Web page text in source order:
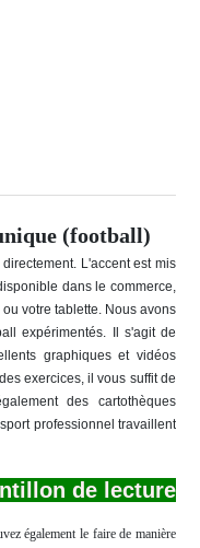
(football)
L'accent est mis
dans le commerce,
votre tablette. Nous avons
expérimentés. Il s'agit de
graphiques et vidéos
exercices, il vous suffit de
des cartothèques
professionnel travaillent
de lecture
également le faire de manière